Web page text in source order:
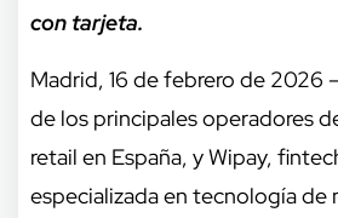
con tarjeta.
Madrid, 16 de febrero de 2026
de los principales operadores
retail en España, y Wipay,
especializada en tecnología de